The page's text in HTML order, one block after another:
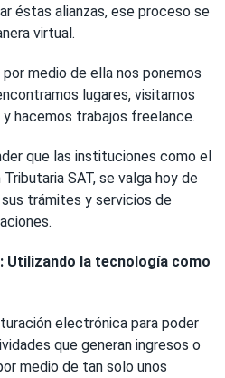
éstas alianzas, ese proceso se
virtual.
medio de ella nos ponemos
lugares, visitamos
hacemos trabajos freelance.
que las instituciones como el
SAT, se valga hoy de
trámites y servicios de
Utilizando la tecnología como
electrónica para poder
que generan ingresos o
medio de tan solo unos